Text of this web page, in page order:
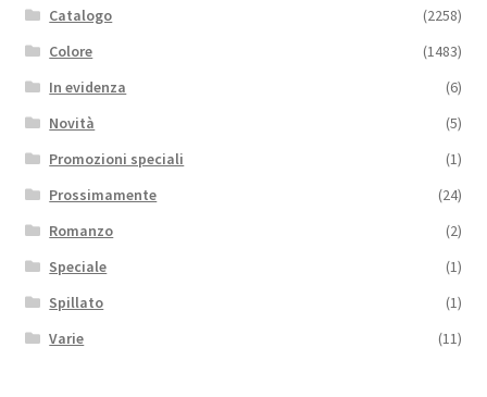
Catalogo
(2258)
Colore
(1483)
In evidenza
(6)
Novità
(5)
Promozioni speciali
(1)
Prossimamente
(24)
Romanzo
(2)
Speciale
(1)
Spillato
(1)
Varie
(11)